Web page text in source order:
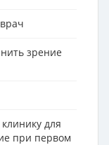
зрение
для
при первом